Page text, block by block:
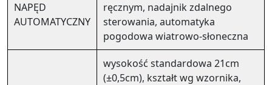
NAPĘD
AUTOMATYCZNY
ręcznym, nadajnik zdalnego
sterowania, automatyka
pogodowa wiatrowo-słoneczna
wysokość standardowa 21cm
(±0,5cm), kształt wg wzornika,